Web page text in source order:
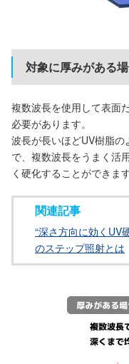
対象に厚みがある
複数波長を使用して表面
必要があります。
波長が長いほどUV樹脂
で、複数波長をうまく活
く硬化することができます
関連記事
“深さ方向に効くUV
のステップ照射とは